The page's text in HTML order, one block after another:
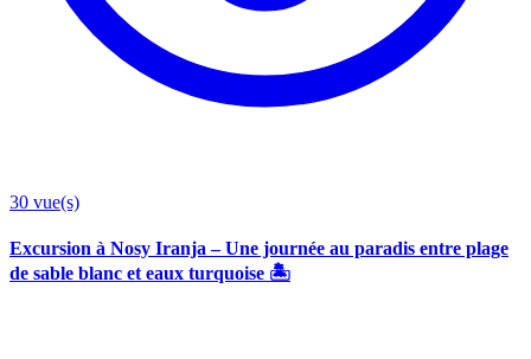
30 vue(s)
Excursion à Nosy Iranja – Une journée au paradis entre plage
de sable blanc et eaux turquoise 🏝️